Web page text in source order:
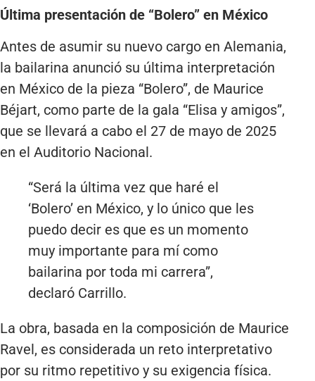
Última presentación de “Bolero” en México
Antes de asumir su nuevo cargo en Alemania,
la bailarina anunció su última interpretación
en México de la pieza “Bolero”, de Maurice
Béjart, como parte de la gala “Elisa y amigos”,
que se llevará a cabo el 27 de mayo de 2025
en el Auditorio Nacional.
“Será la última vez que haré el
‘Bolero’ en México, y lo único que les
puedo decir es que es un momento
muy importante para mí como
bailarina por toda mi carrera”,
declaró Carrillo.
La obra, basada en la composición de Maurice
Ravel, es considerada un reto interpretativo
por su ritmo repetitivo y su exigencia física.